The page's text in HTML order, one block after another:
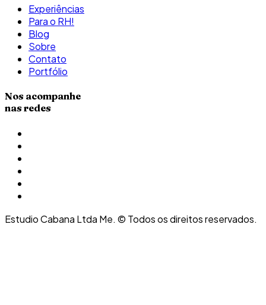
Experiências
Para o RH!
Blog
Sobre
Contato
Portfólio
Nos acompanhe
nas redes
Estudio Cabana Ltda Me. © Todos os direitos reservados.